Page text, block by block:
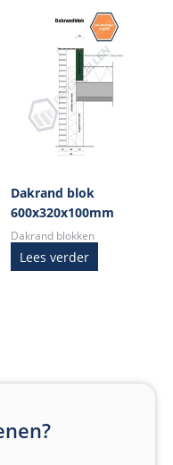
Dakrand blok
600x320x100mm
Dakrand blokken
Lees verder